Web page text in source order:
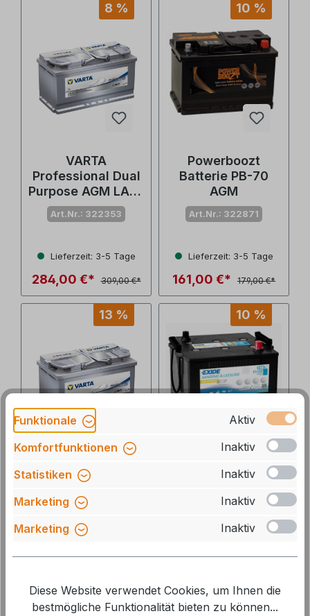
8 %
VARTA
Professional Dual
Purpose AGM LA95
- 95 Ah
Art.Nr.: 322353
Lieferzeit: 3-5 Tage
284,00 €* 309,00 €*
10 %
Powerboozt
Batterie PB-70
AGM
Art.Nr.: 322871
Lieferzeit: 3-5 Tage
161,00 €* 179,00 €*
13 %
VARTA
Professional Dual
Purpose AGM
LA80 - 80 Ah
251,00 €* 289,00 €*
10 %
Exide Equipment
Batterie GEL ES
1200 110Ah
369,70 €* 409,95 €*
Funktionale
Aktiv
Komfortfunktionen
Inaktiv
Statistiken
Inaktiv
Marketing
Inaktiv
Marketing
Inaktiv
Diese Website verwendet Cookies, um Ihnen die
bestmögliche Funktionalität bieten zu können...